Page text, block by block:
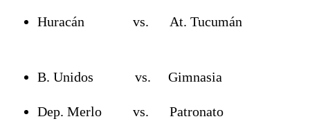
Huracán vs. At. Tucumán
B. Unidos vs. Gimnasia
Dep. Merlo vs. Patronato